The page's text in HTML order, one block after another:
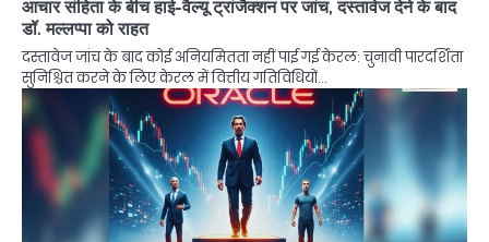
आचार संहिता के बीच हाई-वैल्यू ट्रांजैक्शन पर जांच, दस्तावेज देने के बाद
डॉ. मल्लप्पा को राहत
दस्तावेज जांच के बाद कोई अनियमितता नहीं पाई गई केरल: चुनावी पारदर्शिता
सुनिश्चित करने के लिए केरल में वित्तीय गतिविधियों…